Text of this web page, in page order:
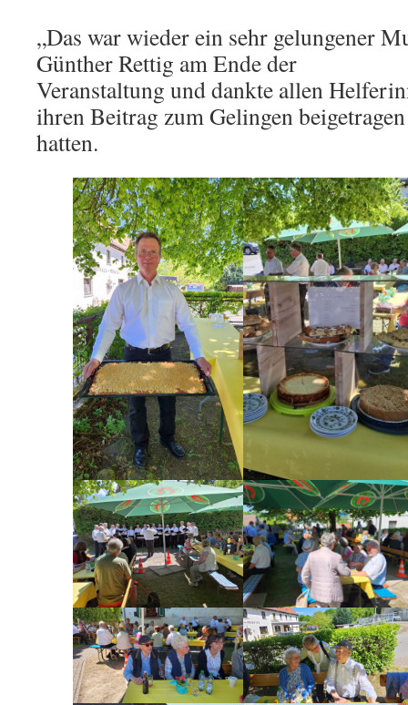
„Das war wieder ein sehr gelungener
Günther Rettig am Ende der
Veranstaltung und dankte allen
ihren Beitrag zum Gelingen beigetragen
hatten.